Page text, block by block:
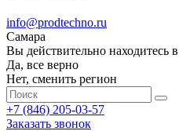
info@prodtechno.ru
Самара
Вы действительно находитесь
Да, все верно
Нет, сменить регион
+7 (846) 205-03-57
Заказать звонок